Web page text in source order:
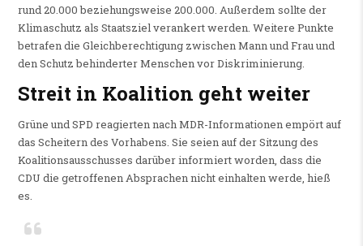
rund 20.000 beziehungsweise 200.000. Außerdem sollte der
Klimaschutz als Staatsziel verankert werden. Weitere Punkte
betrafen die Gleichberechtigung zwischen Mann und Frau und
den Schutz behinderter Menschen vor Diskriminierung.
Streit in Koalition geht weiter
Grüne und SPD reagierten nach MDR-Informationen empört auf
das Scheitern des Vorhabens. Sie seien auf der Sitzung des
Koalitionsausschusses darüber informiert worden, dass die
CDU die getroffenen Absprachen nicht einhalten werde, hieß
es.